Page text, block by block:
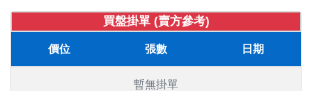
買盤掛單 (賣方參考)
價位 張數 日期
暫無掛單